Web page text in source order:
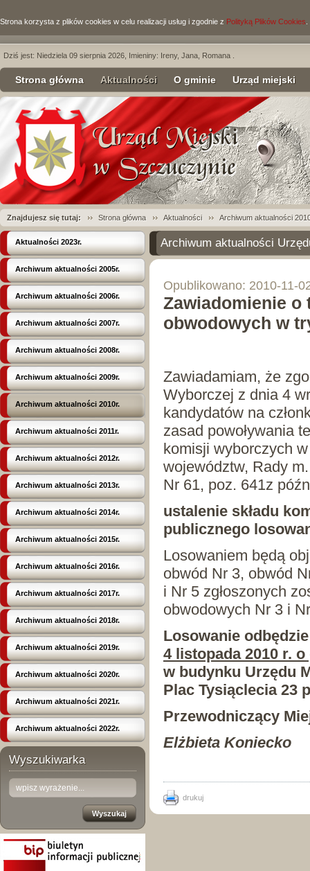
Strona korzysta z plików cookies w celu realizacji usług i zgodnie z Polityką Plików Cookies
Dziś jest: Niedziela 09 sierpnia 2026, Imieniny: Ireny, Jana, Romana .
Strona główna Aktualności O gminie Urząd miejski
Znajdujesz się tutaj: Strona główna Aktualności Archiwum aktualności
Aktualności 2023r.
Archiwum aktualności 2005r.
Archiwum aktualności 2006r.
Archiwum aktualności 2007r.
Archiwum aktualności 2008r.
Archiwum aktualności 2009r.
Archiwum aktualności 2010r.
Archiwum aktualności 2011r.
Archiwum aktualności 2012r.
Archiwum aktualności 2013r.
Archiwum aktualności 2014r.
Archiwum aktualności 2015r.
Archiwum aktualności 2016r.
Archiwum aktualności 2017r.
Archiwum aktualności 2018r.
Archiwum aktualności 2019r.
Archiwum aktualności 2020r.
Archiwum aktualności 2021r.
Archiwum aktualności 2022r.
Wyszukiwarka
Archiwum aktualności
Opublikowano: 2010-11-
Zawiadomienie o
obwodowych w
Zawiadamiam, że
Wyborczej z dnia 4
kandydatów na
zasad powoływania
komisji wyborczych
województw, Rady
Nr 61, poz. 641z
ustalenie składu
publicznego
Losowaniem będą
obwód Nr 3, obwód
i Nr 5 zgłoszonych
obwodowych Nr 3 i
Losowanie
4 listopada 2010 r.
w budynku Urzędu
Plac Tysiąclecia 23
Przewodniczący
Elżbieta Koniecko
drukuj